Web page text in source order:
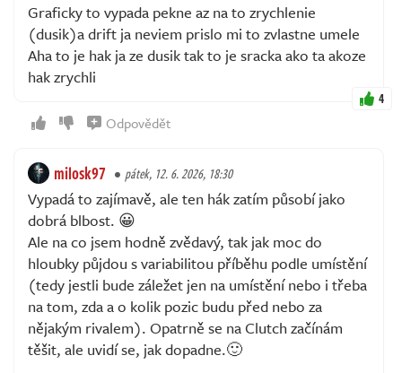
Graficky to vypada pekne az na to zrychlenie
(dusik)a drift ja neviem prislo mi to zvlastne umele
Aha to je hak ja ze dusik tak to je sracka ako ta akoze
hak zrychli
4
Odpovědět
milosk97 pátek, 12. 6. 2026, 18:30
Vypadá to zajímavě, ale ten hák zatím působí jako
dobrá blbost. 😀
Ale na co jsem hodně zvědavý, tak jak moc do
hloubky půjdou s variabilitou příběhu podle umístění
(tedy jestli bude záležet jen na umístění nebo i třeba
na tom, zda a o kolik pozic budu před nebo za
nějakým rivalem). Opatrně se na Clutch začínám
těšit, ale uvidí se, jak dopadne.🙂